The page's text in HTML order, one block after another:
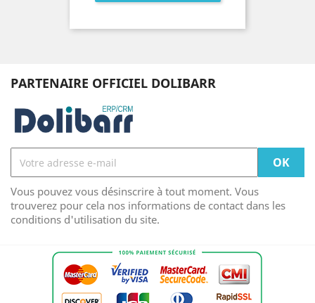
PARTENAIRE OFFICIEL DOLIBARR
Vous pouvez vous désinscrire à tout moment. Vous
trouverez pour cela nos informations de contact dans les
conditions d'utilisation du site.